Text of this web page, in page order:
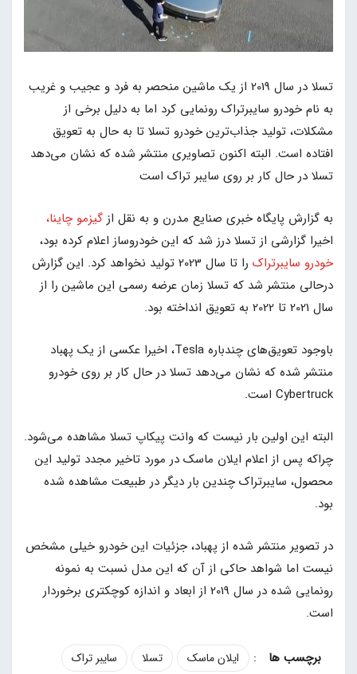
تسلا در سال 2019 از یک ماشین منحصر به فرد و عجیب و غریب
به نام خودرو سایبرتراک رونمایی کرد اما به دلیل برخی از
مشکلات، تولید جذاب‌ترین خودرو تسلا تا به حال به تعویق
افتاده است. البته اکنون تصاویری منتشر شده که نشان می‌دهد
تسلا در حال کار بر روی سایبر تراک است
به گزارش پایگاه خبری صنایع مدرن و به نقل از گیزمو چاینا،
اخیرا گزارشی از تسلا درز شد که این خودروساز اعلام کرده بود،
خودرو سایبرتراک
را تا سال 2023 تولید نخواهد کرد. این گزارش
درحالی منتشر شد که تسلا زمان عرضه رسمی این ماشین را از
سال 2021 تا 2022 به تعویق انداخته بود.
باوجود تعویق‌های چندباره Tesla، اخیرا عکسی از یک پهباد
منتشر شده که نشان می‌دهد تسلا در حال کار بر روی خودرو
Cybertruck است.
البته این اولین بار نیست که وانت پیکاپ تسلا مشاهده می‌شود.
چراکه پس از اعلام ایلان ماسک در مورد تاخیر مجدد تولید این
محصول، سایبرتراک چندین بار دیگر در طبیعت مشاهده شده
بود.
در تصویر منتشر شده از پهباد، جزئیات این خودرو خیلی مشخص
نیست اما شواهد حاکی از آن که این مدل نسبت به نمونه
رونمایی شده در سال 2019 از ابعاد و اندازه کوچکتری برخوردار
است.
: ایلان ماسک تسلا سایبر تراک